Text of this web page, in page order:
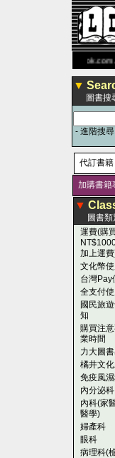
www.leaderbook.com.tw
▼
圖書搜
- 進階搜尋
代訂書籍
加購書籍
▼
圖書類
運費(購
加上運
文化幣
台灣Pay
全支付
國民旅
知
購買注
業時間
力大圖
橘井文
免疫風
內分泌科
內科(家
醫學)
婦產科
眼科
病理科(